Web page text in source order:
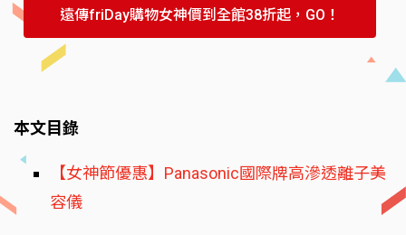
遠傳friDay購物女神價到全館38折起，GO！
本文目錄
【女神節優惠】Panasonic國際牌高滲透離子美
容儀